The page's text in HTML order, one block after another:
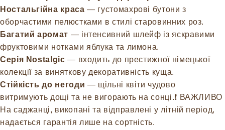
Ностальгійна краса — густомахрові бутони з
оборчастими пелюстками в стилі старовинних роз.
Багатий аромат — інтенсивний шлейф із яскравими
фруктовими нотками яблука та лимона.
Серія Nostalgic — входить до престижної німецької
колекції за виняткову декоративність куща.
Стійкість до негоди — щільні квіти чудово
витримують дощі та не вигорають на сонці.❗️ ВАЖЛИВО
На саджанці, викопані та відправлені у літній період,
надається гарантія лише на сортність.